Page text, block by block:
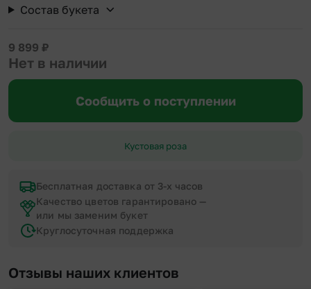
Состав букета
9 899 ₽
Нет в наличии
Сообщить о поступлении
Кустовая роза
Бесплатная доставка от 3-х часов
Качество цветов гарантировано —
или мы заменим букет
Круглосуточная поддержка
Отзывы наших клиентов